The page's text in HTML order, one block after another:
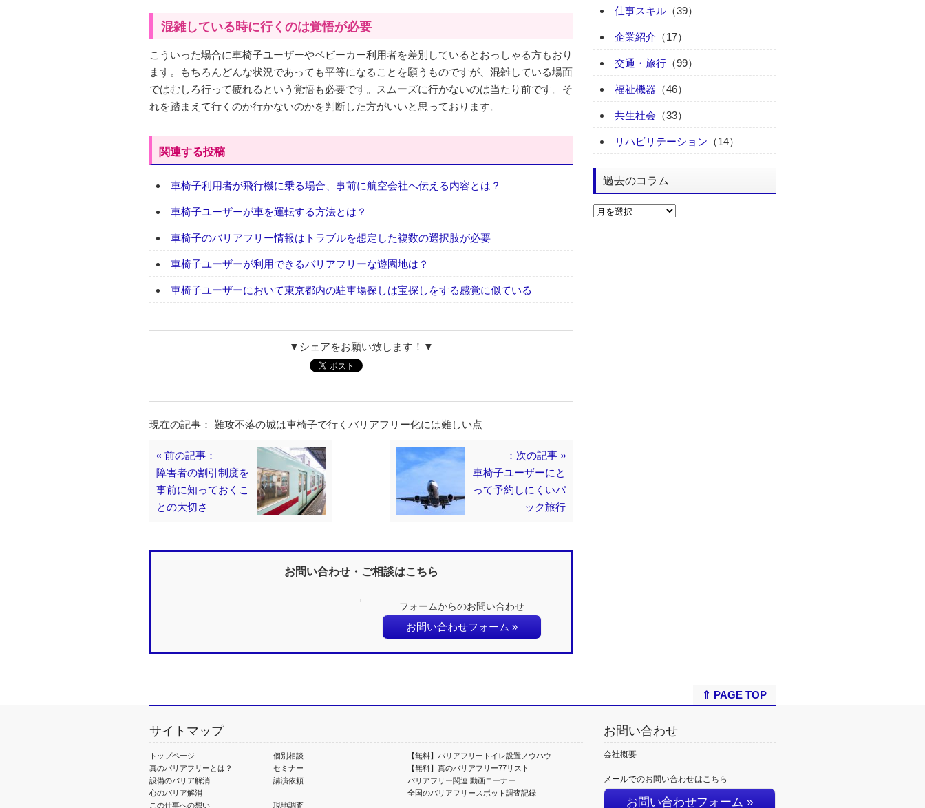
混雑している時に行くのは覚悟が必要
こういった場合に車椅子ユーザーやベビーカー利用者を差別しているとおっしゃる方もおり
ます。もちろんどんな状況であっても平等になることを願うものですが、混雑している場面
ではむしろ行って疲れるという覚悟も必要です。スムーズに行かないのは当たり前です。そ
れを踏まえて行くのか行かないのかを判断した方がいいと思っております。
関連する投稿
車椅子利用者が飛行機に乗る場合、事前に航空会社へ伝える内容とは？
車椅子ユーザーが車を運転する方法とは？
車椅子のバリアフリー情報はトラブルを想定した複数の選択肢が必要
車椅子ユーザーが利用できるバリアフリーな遊園地は？
車椅子ユーザーにおいて東京都内の駐車場探しは宝探しをする感覚に似ている
▼シェアをお願い致します！▼
現在の記事： 難攻不落の城は車椅子で行くバリアフリー化には難しい点
« 前の記事：
障害者の割引制度を
事前に知っておくこ
との大切さ
：次の記事 »
車椅子ユーザーにと
って予約しにくいパ
ック旅行
お問い合わせ・ご相談はこちら
フォームからのお問い合わせ
お問い合わせフォーム »
仕事スキル （39）
企業紹介 （17）
交通・旅行 （99）
福祉機器 （46）
共生社会 （33）
リハビリテーション （14）
過去のコラム
⇑ PAGE TOP
お問い合わせ
会社概要
メールでのお問い合わせはこちら
お問い合わせフォーム »
サイトマップ
トップページ
真のバリアフリーとは？
設備のバリア解消
心のバリア解消
この仕事への想い
個別相談
セミナー
講演依頼
現地調査
【無料】バリアフリートイレ設置ノウハウ
【無料】真のバリアフリー77リスト
バリアフリー関連 動画コーナー
全国のバリアフリースポット調査記録